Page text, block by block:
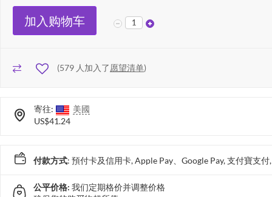
加入购物车
(579 人加入了愿望清单)
寄往:
美國
US$41.24
付款方式: 預付卡及信用卡, Apple Pay、Google Pay, 支付寶支
公平价格: 我们定期格价并调整价格